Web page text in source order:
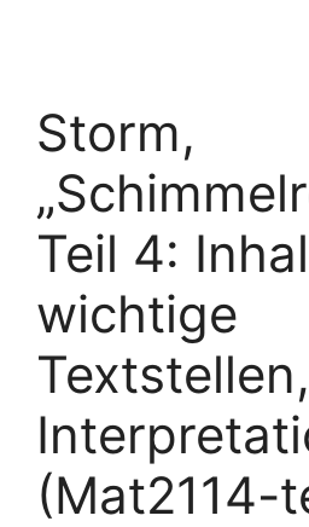
Storm,
Teil 4:
wichtige
Textstellen,
(Mat2114-